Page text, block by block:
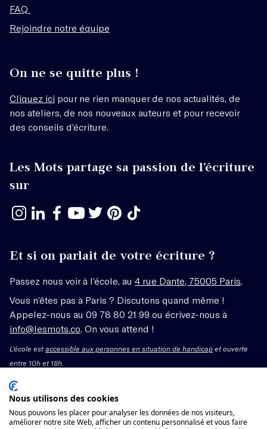
FAQ
Rejoindre notre équipe
On ne se quitte plus !
Cliquez ici pour ne rien manquer de nos actualités, de
nos ateliers, de nos nouveaux auteurs et pour recevoir
des conseils d’écriture.
Les Mots partage sa passion de l’écriture
sur
Et si on parlait de votre écriture ?
Passez nous voir à l’école, au 4 rue Dante, 75005 Paris.
Vous n’êtes pas à Paris ? Discutons quand même !
Appelez-nous au 09 78 80 21 99 ou écrivez-nous à
info@lesmots.co. On vous attend !
L'école estaccessible aux personnes en situation de handicap et ouverte
entre 10h et 18h.
Mentions légales – CGV
Organisme de formation enregistré sous le numéro
Nous utilisons des cookies
Nous pouvons les placer pour analyser les données de nos visiteurs,
améliorer notre site Web, afficher un contenu personnalisé et vous faire